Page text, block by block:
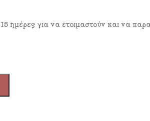
ημέρες για να ετοιμαστούν και να